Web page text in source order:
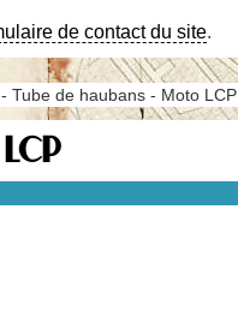
de contact du site.
Tube de haubans - Moto LCP